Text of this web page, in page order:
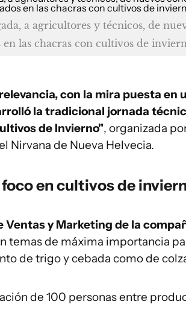
a agricultores y técnicos, de
las chacras con cultivos de
con la mira puesta en
la tradicional jornada
de Invierno", organizada
Nirvana de Nueva Helvecia.
en cultivos de
Ventas y Marketing de la
temas de máxima importancia
de trigo y cebada como de
de 100 personas entre